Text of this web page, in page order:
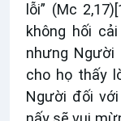
lỗi” (Mc 2,17)
không hối
nhưng Người
cho họ thấy
Người đối với